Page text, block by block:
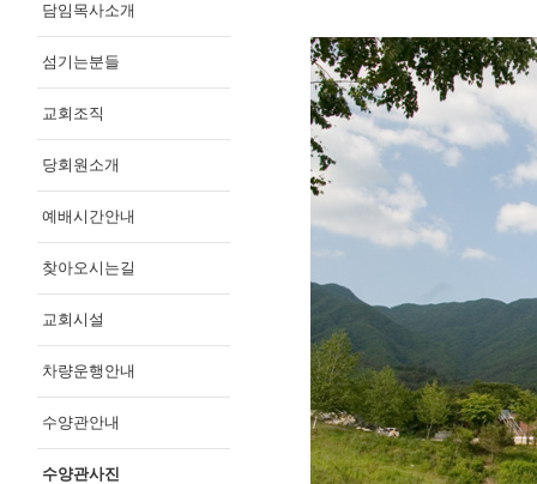
담임목사소개
섬기는분들
교회조직
당회원소개
예배시간안내
찾아오시는길
교회시설
차량운행안내
수양관안내
수양관사진